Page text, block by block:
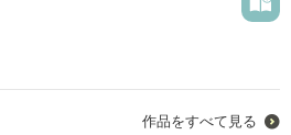
作品をすべて見る